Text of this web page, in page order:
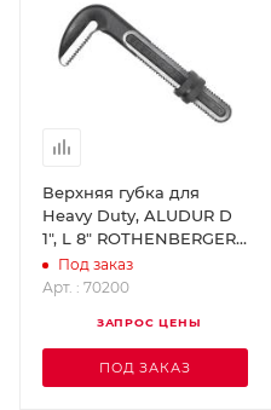
Верхняя губка для
Heavy Duty, ALUDUR D
1", L 8" ROTHENBERGER
70200
Под заказ
Арт. : 70200
ЗАПРОС ЦЕНЫ
ПОД ЗАКАЗ